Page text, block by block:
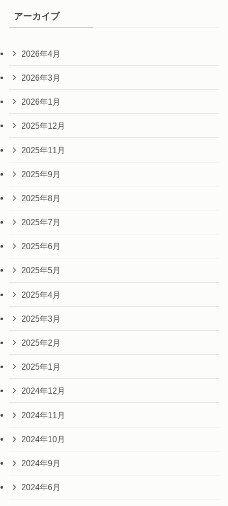
アーカイブ
2026年4月
2026年3月
2026年1月
2025年12月
2025年11月
2025年9月
2025年8月
2025年7月
2025年6月
2025年5月
2025年4月
2025年3月
2025年2月
2025年1月
2024年12月
2024年11月
2024年10月
2024年9月
2024年6月